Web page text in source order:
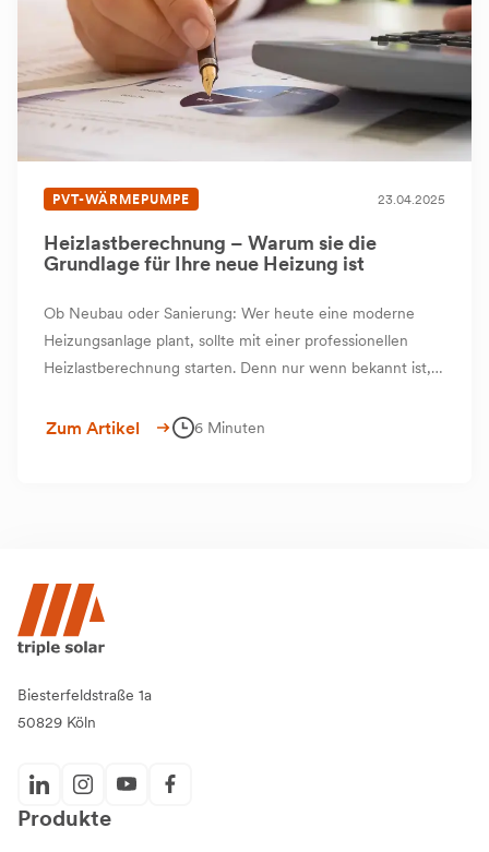
PVT-WÄRMEPUMPE 23.04.2025
Heizlastberechnung – Warum sie die
Grundlage für Ihre neue Heizung ist
Ob Neubau oder Sanierung: Wer heute eine moderne
Heizungsanlage plant, sollte mit einer professionellen
Heizlastberechnung starten. Denn nur wenn bekannt ist,
die Heiztechnik optimal darauf abgestimmt werden – ganz
Zum Artikel 6 Minuten
Biesterfeldstraße 1a
50829 Köln
Produkte